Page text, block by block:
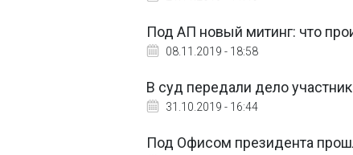
Под АП новый митинг: что
08.11.2019 - 18:58
В суд передали дело
31.10.2019 - 16:44
Под Офисом президента